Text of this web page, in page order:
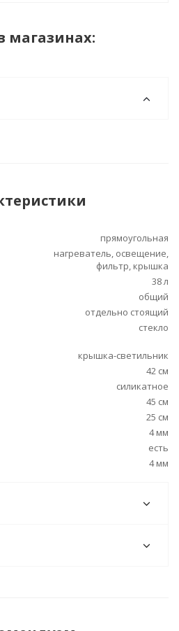
магазинах:
прямоугольная
нагреватель, освещение,
фильтр, крышка
38 л
общий
отдельно стоящий
стекло
крышка-светильник
42 см
силикатное
45 см
25 см
4 мм
есть
4 мм